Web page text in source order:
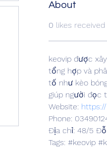
About
0 likes received
keovip được
tổng hợp và
tố như kèo
giúp người đọc
Website:
Phone:
Địa chỉ: 48/5 Đỗ
Tags: #keovip